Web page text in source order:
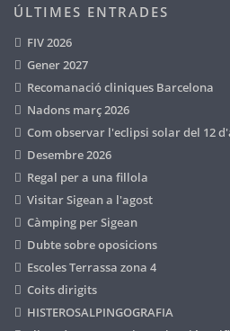
ÚLTIMES ENTRADES
FIV 2026
Gener 2027
Recomanació cliniques Barcelona
Nadons març 2026
Com observar l'eclipsi solar del 12
Desembre 2026
Regal per a una fillola
Visitar Sigean a l'agost
Càmping per Sigean
Dubte sobre oposicions
Escoles Terrassa zona 4
Coits dirigits
HISTEROSALPINGOGRAFIA